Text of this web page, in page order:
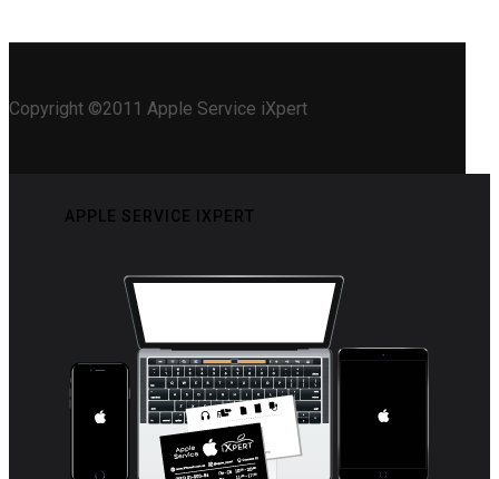
Copyright ©2011 Apple Service iXpert
APPLE SERVICE IXPERT